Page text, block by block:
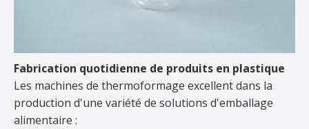
Fabrication quotidienne de produits en plastique
Les machines de thermoformage excellent dans la
production d'une variété de solutions d'emballage
alimentaire :